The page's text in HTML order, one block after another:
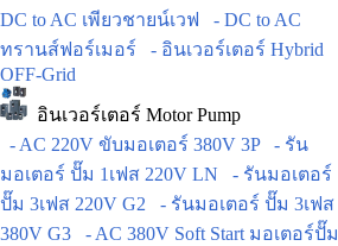
DC to AC เพียวชายน์เวฟ
- DC to AC
ทรานส์ฟอร์เมอร์
- อินเวอร์เตอร์ Hybrid
OFF-Grid
อินเวอร์เตอร์ Motor Pump
- AC 220V ขับมอเตอร์ 380V 3P
- รัน
มอเตอร์ ปั๊ม 1เฟส 220V LN
- รันมอเตอร์
ปั๊ม 3เฟส 220V G2
- รันมอเตอร์ ปั๊ม 3เฟส
380V G3
- AC 380V Soft Start มอเตอร์ปั๊ม